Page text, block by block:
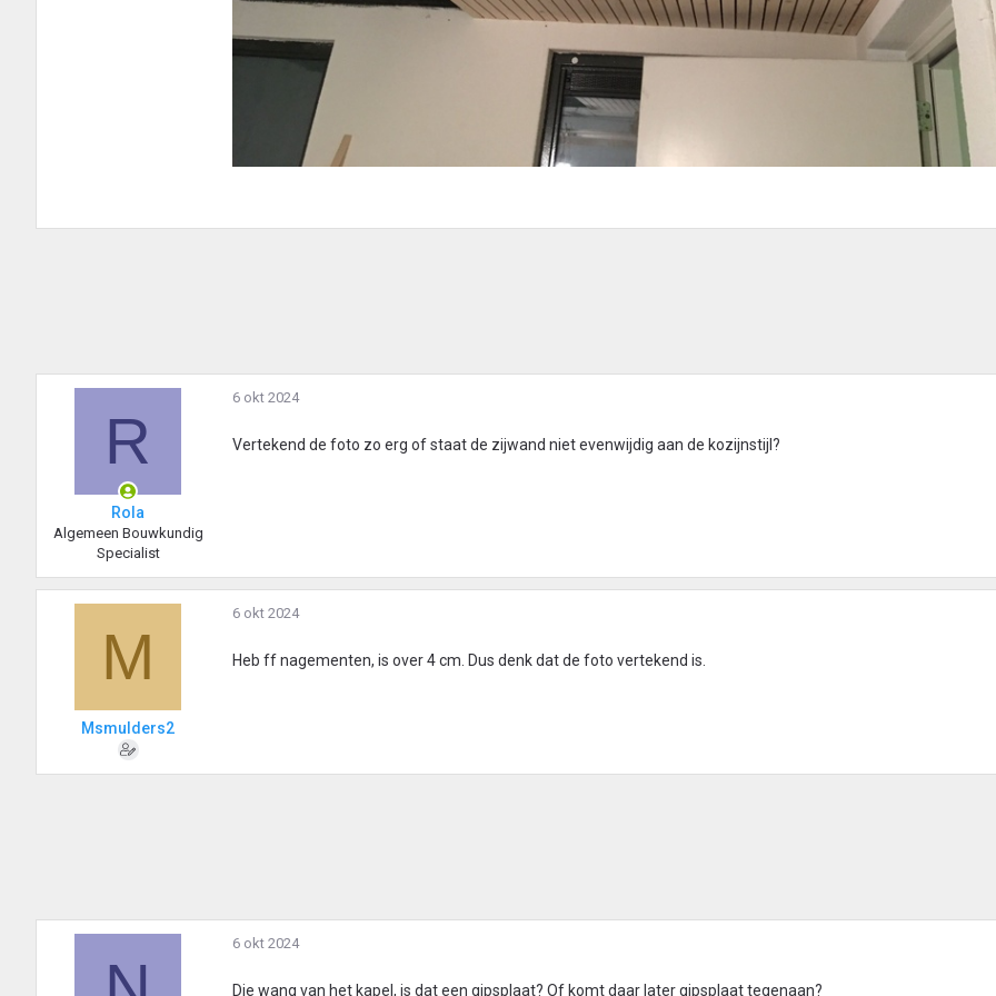
R
Rola
Algemeen Bouwkundig
Specialist
6 okt 2024
Vertekend de foto zo erg of staat de zijwand niet evenwijdig aan de kozijnstijl?
M
Msmulders2
6 okt 2024
Heb ff nagementen, is over 4 cm. Dus denk dat de foto vertekend is.
6 okt 2024
Die wang van het kapel, is dat een gipsplaat? Of komt daar later gipsplaat tegenaan?